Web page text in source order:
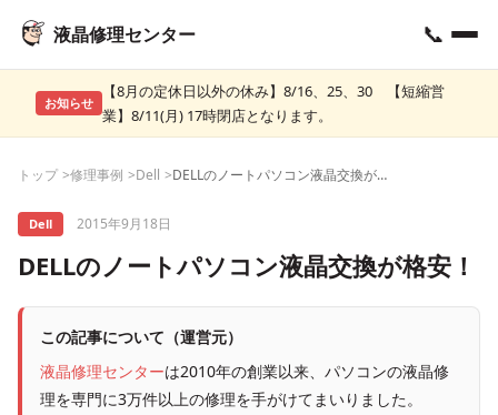
液晶修理センター 📞
お知らせ
【8月の定休日以外の休み】8/16、25、30 【短縮営
業】8/11(月) 17時閉店となります。
トップ 修理事例 Dell DELLのノートパソコン液晶交換が格安！
Dell 2015年9月18日
DELLのノートパソコン液晶交換が格安！
この記事について（運営元）
液晶修理センターは2010年の創業以来、パソコンの液晶修
理を専門に3万件以上の修理を手がけてまいりました。